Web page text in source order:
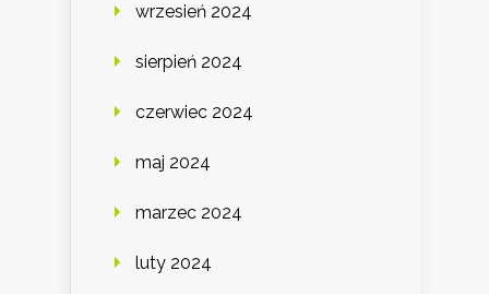
wrzesień 2024
sierpień 2024
czerwiec 2024
maj 2024
marzec 2024
luty 2024